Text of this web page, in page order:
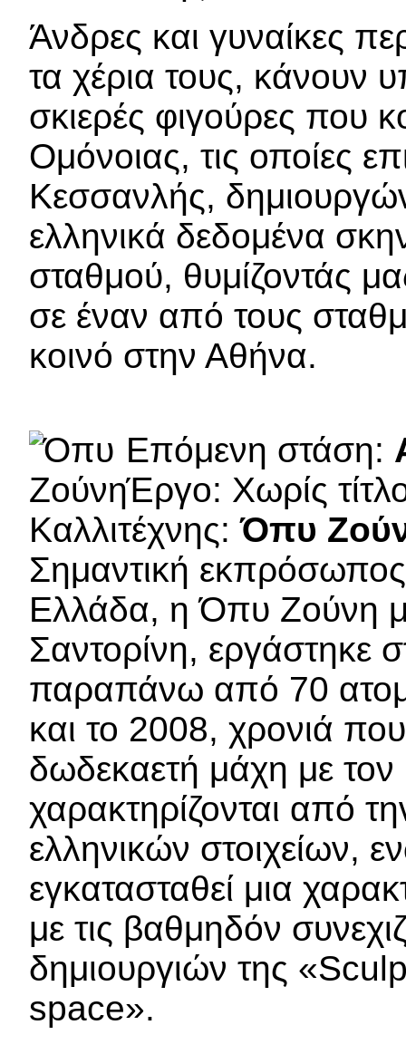
Άνδρες και γυναίκες
τα χέρια τους, κάνουν
σκιερές φιγούρες που
Ομόνοιας, τις οποίες
Κεσσανλής,
ελληνικά δεδομένα
σταθμού, θυμίζοντάς
σε έναν από τους
κοινό στην Αθήνα.
Επόμενη στάση:
Έργο: Χωρίς
Καλλιτέχνης:Όπυ
Σημαντική εκπρόσωπος
Ελλάδα, η Όπυ Ζούνη
Σαντορίνη, εργάστηκε
παραπάνω από 70
και το 2008, χρονιά
δωδεκαετή μάχη με τον
χαρακτηρίζονται από
ελληνικών στοιχείων,
εγκατασταθεί μια
με τις βαθμηδόν
δημιουργιών της
space».